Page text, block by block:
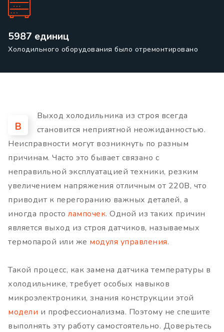
5987 единиц
Холодильного оборудования было отремонтировано
В
Выход холодильника из строя всегда
становится неприятной неожиданностью.
Неисправности могут возникнуть по разным
причинам. Часто это бывает связано с
неправильной эксплуатацией техники, резким
увеличением напряжения отличным от 220В, что
приводит к перегоранию важных деталей, а
иногда просто лампочек. Одной из таких причин
является выход из строя датчиков, называемых
термопарой или же модуля управления.
Такой процесс, как замена датчика температуры в
холодильнике, требует особых навыков
микроэлектроники, знания конструкции этой
модели и профессионализма. Поэтому не спешите
выполнять эту работу самостоятельно. Доверьтесь